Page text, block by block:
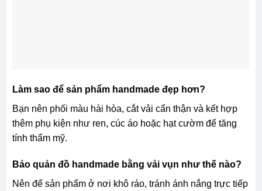
Làm sao để sản phẩm handmade đẹp hơn?
Bạn nên phối màu hài hòa, cắt vải cẩn thận và kết hợp
thêm phụ kiện như ren, cúc áo hoặc hạt cườm để tăng
tính thẩm mỹ.
Bảo quản đồ handmade bằng vải vụn như thế nào?
Nên để sản phẩm ở nơi khô ráo, tránh ánh nắng trực tiếp